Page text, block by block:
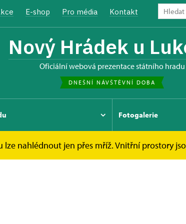
E-shop Pro média Kontakt
Nový Hrádek u
oficiální webová prezentace státního hradu
DNEŠNÍ NÁVŠTĚVNÍ DOBA
Fotogalerie
nahlédnout jen přes mříž. Vnitřní prostory